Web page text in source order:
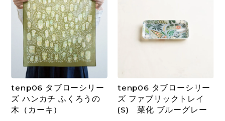
tenp06 タブローシリー
ズ ハンカチ ふくろうの
木（カーキ）
tenp06 タブローシリー
ズ ファブリックトレイ
(S) 菜化 ブルーグレー